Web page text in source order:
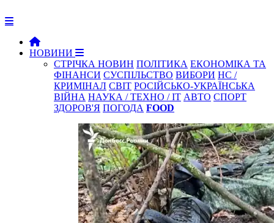
НОВИНИ
СТРІЧКА НОВИН ПОЛІТИКА ЕКОНОМІКА ТА
ФІНАНСИ СУСПІЛЬСТВО ВИБОРИ НС /
КРИМІНАЛ СВІТ РОСІЙСЬКО-УКРАЇНСЬКА
ВІЙНА НАУКА / ТЕХНО / IT АВТО СПОРТ
ЗДОРОВ'Я ПОГОДА FOOD